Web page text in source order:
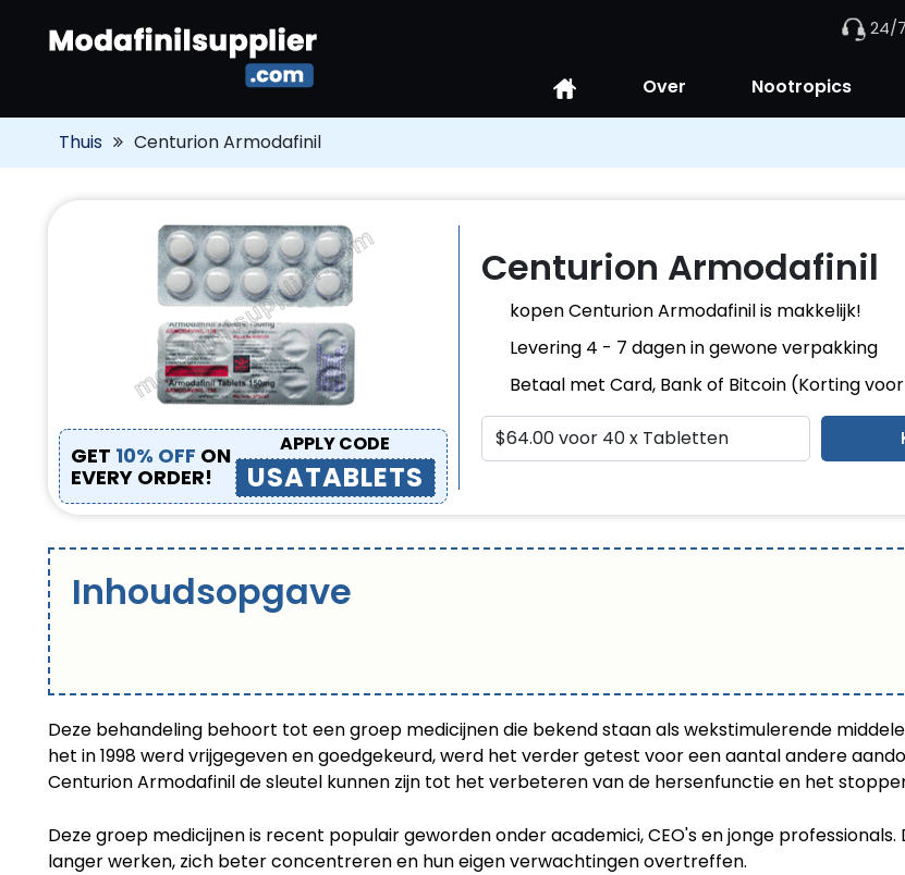
24/
Over Nootropics
Thuis Centurion Armodafinil
GET 10% OFF ON
EVERY ORDER!
APPLY CODE
USATABLETS
Centurion Armodafinil
kopen Centurion Armodafinil is makkelijk!
Levering 4 - 7 dagen in gewone verpakking
Betaal met Card, Bank of Bitcoin (Korting
Inhoudsopgave
Deze behandeling behoort tot een groep medicijnen die bekend staan als wekstimulerende
het in 1998 werd vrijgegeven en goedgekeurd, werd het verder getest voor een aantal andere
Centurion Armodafinil de sleutel kunnen zijn tot het verbeteren van de hersenfunctie en het
Deze groep medicijnen is recent populair geworden onder academici, CEO's en jonge
langer werken, zich beter concentreren en hun eigen verwachtingen overtreffen.